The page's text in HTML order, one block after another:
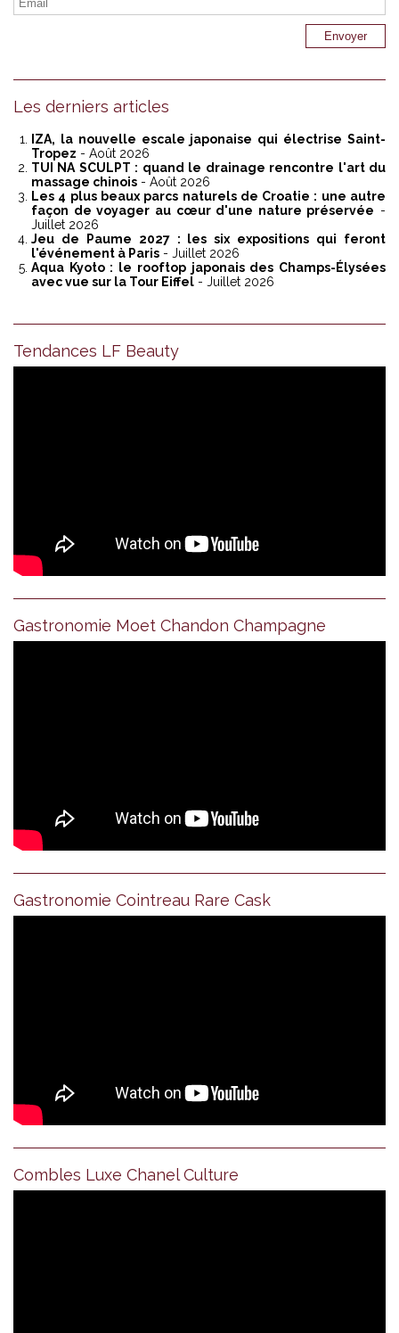
Les derniers articles
IZA, la nouvelle escale japonaise qui électrise Saint-
Tropez - Août 2026
TUI NA SCULPT : quand le drainage rencontre l'art du
massage chinois - Août 2026
Les 4 plus beaux parcs naturels de Croatie : une autre
façon de voyager au cœur d'une nature préservée -
Juillet 2026
Jeu de Paume 2027 : les six expositions qui feront
l'événement à Paris - Juillet 2026
Aqua Kyoto : le rooftop japonais des Champs-Élysées
avec vue sur la Tour Eiffel - Juillet 2026
Tendances LF Beauty
Gastronomie Moet Chandon Champagne
Gastronomie Cointreau Rare Cask
Combles Luxe Chanel Culture